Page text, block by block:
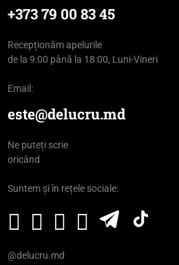
+373 79 00 83 45
Recepționăm apelurile
de la 9:00 până la 18:00, Luni-Vineri
Email:
este@delucru.md
Ne puteți scrie
oricând
Suntem și în rețele sociale:
@delucru.md